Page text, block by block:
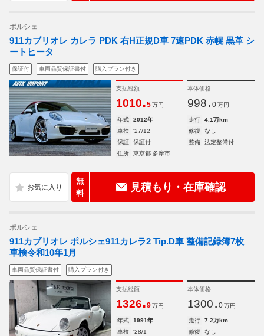
ポルシェ
911カブリオレ カレラ PDK 右H正規D車 7速PDK 赤幌 黒革 シ
ートヒータ
保証付 車両品質保証書付 購入プラン付き
支払総額
1010.5 万円
本体価格
998. 0 万円
年式 2012年 走行
4.1万km
車検
'27/12 修復
なし
保証
保証付 整備
法定整備付
住所
東京都 多摩市
無
料
見積もり・在庫確認
ポルシェ
911カブリオレ ポルシェ911カレラ2 Tip.D車 整備記録簿7枚
車検令和10年1月
車両品質保証書付 購入プラン付き
支払総額
1326.9 万円
本体価格
1300. 0 万円
年式 1991年 走行
7.2万km
車検
'28/1 修復
なし